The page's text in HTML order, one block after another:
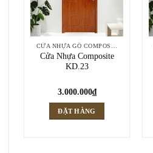
CỬA NHỰA GỖ COMPOSITE
Cửa Nhựa Composite
KD.23
3.000.000₫
ĐẶT HÀNG